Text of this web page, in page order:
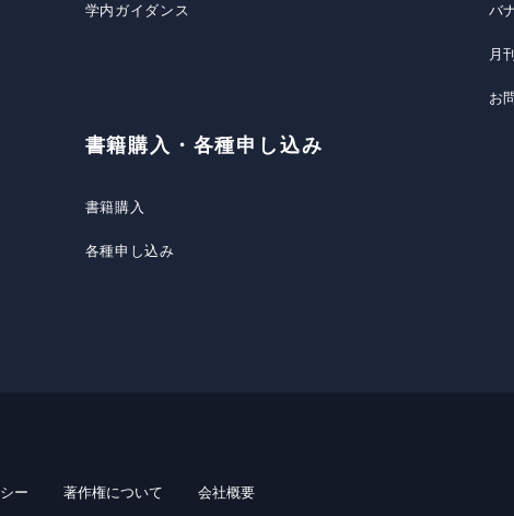
学内ガイダンス
書籍購入・各種申し込み
書籍購入
各種申し込み
バ
月
お
ー 著作権について 会社概要